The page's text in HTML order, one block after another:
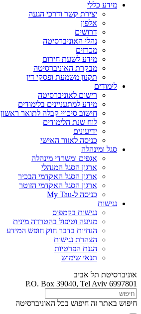
מידע כללי
יצירת קשר ודרכי הגעה
אלפון
דרושים
נהלי האוניברסיטה
מכרזים
מידע לשעת חירום
מבקרת האוניברסיטה
תקנון משמעת ופסקי דין
לימודים
רישום לאוניברסיטה
מידע למתעניינים בלימודים
חישוב סיכויי קבלה לתואר ראשון
לוח שנת הלימודים
ידיעונים
כניסה לאזור האישי
סגל ומינהלה
אגפים ומשרדי מינהלה
ארגון הסגל המנהלי
ארגון הסגל האקדמי הבכיר
ארגון הסגל האקדמי הזוטר
כניסה ל-My Tau
נגישות
נגישות בקמפוס
מניעה וטיפול בהטרדה מינית
הנחיות בדבר חוק חופש המידע
הצהרת נגישות
הגנת הפרטיות
תנאי שימוש
אוניברסיטת תל אביב
P.O. Box 39040, Tel Aviv 6997801
חיפוש באתר זה חיפוש בכל האוניברסיטה